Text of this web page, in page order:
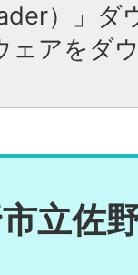
）」ダ
ェアをダ
立佐